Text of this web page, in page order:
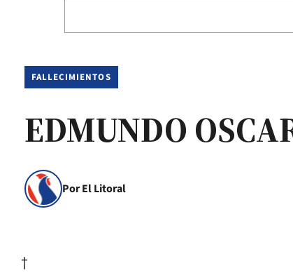
FALLECIMIENTOS
EDMUNDO
Por El Litoral
†